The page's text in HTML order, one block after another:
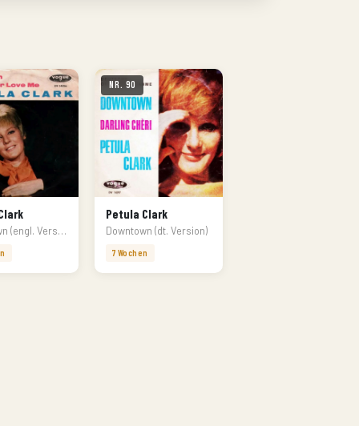
Downtown (engl. Version)
Nr. 90
Petula Clark
Downtown (dt. Version)
7 Wochen